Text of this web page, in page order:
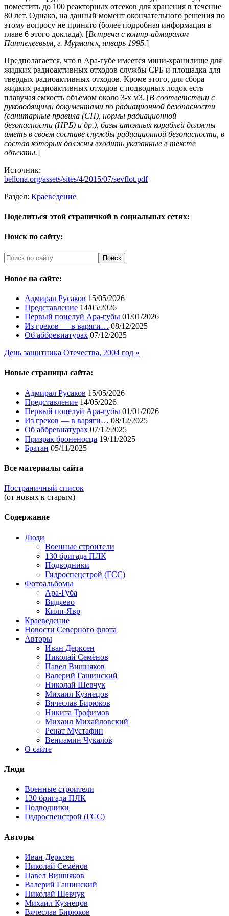
поместить до 100 реакторных отсеков для хранения в течение
80 лет. Однако, на данный момент окончательного решения по
этому вопросу не принято (более подробная информация в
главе 6 этого доклада). [Встреча с контр-адмиралом
Пантелеевым, г. Мурманск, январь 1995.]
Предполагается, что в Ара-губе имеется мини-хранилище для
жидких радиоактивных отходов службы СРБ и площадка для
твердых радиоактивных отходов. Кроме этого, для сбора
жидких радиоактивных отходов с подводных лодок есть
плавучая емкость объемом около 3-х м3. [В соответствии с
руководящими документами по радиационной безопасности
(санитарные правила (СП), нормы радиационной
безопасности (НРБ) и др.), базы атомных кораблей должны
иметь в своем составе службы радиационной безопасности, в
состав которых должны входить указанные в тексте
объекты.]
Источник:
bellona.org/assets/sites/4/2015/07/sevflot.pdf
Раздел: Краеведение
Поделиться этой страничкой в социальных сетях:
Поиск по сайту:
Новое на сайте:
Адмирал Русаков 15/05/2026
Представление 14/05/2026
Первый поцелуй Ара-губы 01/01/2026
Из греков — в варяги… 08/12/2025
Об аббревиатурах 07/12/2025
День защитника Отечества, 2004 год »
Новые страницы сайта:
Адмирал Русаков 15/05/2026
Представление 14/05/2026
Первый поцелуй Ара-губы 01/01/2026
Из греков — в варяги… 08/12/2025
Об аббревиатурах 07/12/2025
Призрак броненосца 19/11/2025
Братан 05/11/2025
Все материалы сайта
Постраничный список
(от новых к старым)
Содержание
Люди
Военные строители
130 бригада ПЛК
Подводники
Гидроспецстрой (ГСС)
Фотоальбомы
Ара-Губа
Видяево
Килп-Явр
Краеведение
Новости Северного флота
Авторы
Иван Дерксен
Николай Семёнов
Павел Вишняков
Валерий Гашинский
Николай Шевчук
Михаил Кузнецов
Вячеслав Бирюков
Никита Трофимов
Михаил Михайловский
Ренат Мустафин
Вениамин Чукалов
О сайте
Люди
Военные строители
130 бригада ПЛК
Подводники
Гидроспецстрой (ГСС)
Авторы
Иван Дерксен
Николай Семёнов
Павел Вишняков
Валерий Гашинский
Николай Шевчук
Михаил Кузнецов
Вячеслав Бирюков